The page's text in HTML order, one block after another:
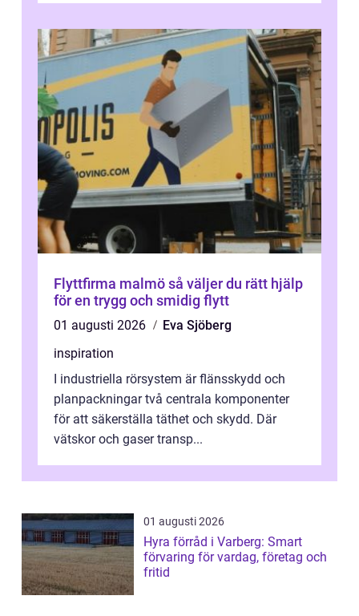
Flyttfirma malmö så väljer du rätt hjälp
för en trygg och smidig flytt
01 augusti 2026
Eva Sjöberg
inspiration
I industriella rörsystem är flänsskydd och
planpackningar två centrala komponenter
för att säkerställa täthet och skydd. Där
vätskor och gaser transp...
01 augusti 2026
Hyra förråd i Varberg: Smart
förvaring för vardag, företag och
fritid